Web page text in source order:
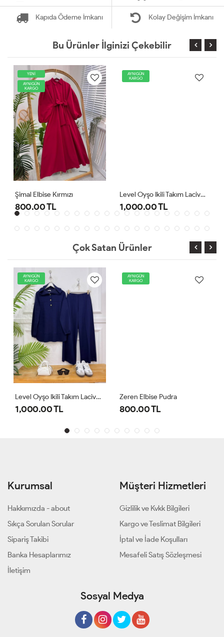
Kapıda Ödeme İmkanı Kolay Değişim İmkanı
Bu Ürünler İlginizi Çekebilir
YENİ
AYNIGÜN
KARGO
Şimal Elbise Kırmızı
800.00 TL
AYNIGÜN
KARGO
Level Oyşo Ikili Takım Lacivert
1,000.00 TL
Çok Satan Ürünler
AYNIGÜN
KARGO
Level Oyşo Ikili Takım Lacivert
1,000.00 TL
AYNIGÜN
KARGO
Zeren Elbise Pudra
800.00 TL
Kurumsal
Hakkımızda - about
Sıkça Sorulan Sorular
Sipariş Takibi
Banka Hesaplarımız
İletişim
Müşteri Hizmetleri
Gizlilik ve Kvkk Bilgileri
Kargo ve Teslimat Bilgileri
İptal ve İade Koşulları
Mesafeli Satış Sözleşmesi
Sosyal Medya